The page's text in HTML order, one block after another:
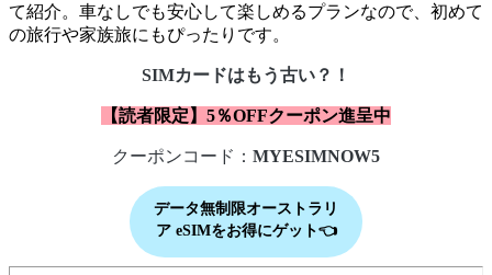
て紹介。車なしでも安心して楽しめるプランなので、初めて
の旅行や家族旅にもぴったりです。
SIMカードはもう古い？！
【読者限定】5％OFFクーポン進呈中
クーポンコード： MYESIMNOW5
データ無制限オーストラリ
ア eSIMをお得にゲット👈